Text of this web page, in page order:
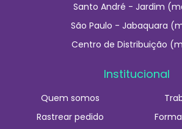
Santo André - Jardim
São Paulo - Jabaquara
Centro de Distribuição
Institucional
Quem somos
Rastrear pedido